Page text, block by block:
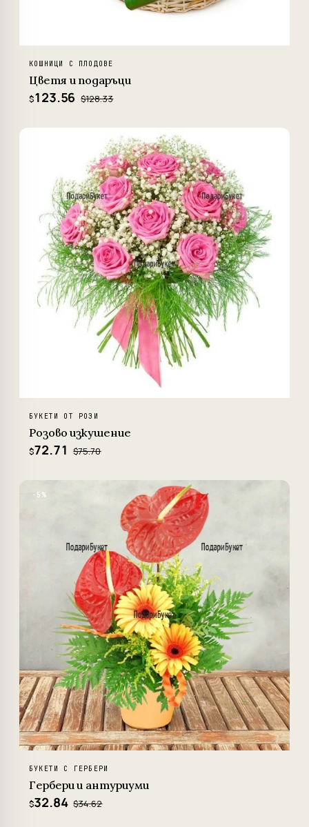
КОШНИЦИ С ПЛОДОВЕ
Цветя и подаръци
$123.56 $128.33
БУКЕТИ ОТ РОЗИ
Розово изкушение
$72.71 $75.70
−5%
БУКЕТИ С ГЕРБЕРИ
Гербери и антуриуми
$32.84 $34.62